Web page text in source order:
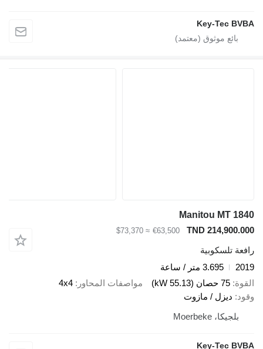
Key-Tec BVBA
Manitou MT 1840
TND 214,900.000
€63,500
≈ $73,370
رافعة تلسكوبية
2019
3.695 متر / ساعة
القوة 75 حصان (55.13 kW) مواصفات المحاور
4x4
وقود ديزل / مازوت
بلجيكا، Moerbeke
Key-Tec BVBA